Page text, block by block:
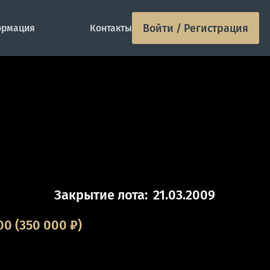
Контакты Войти / Регистрация
Закрытие лота: 21.03.2009
(350 000 ₽)